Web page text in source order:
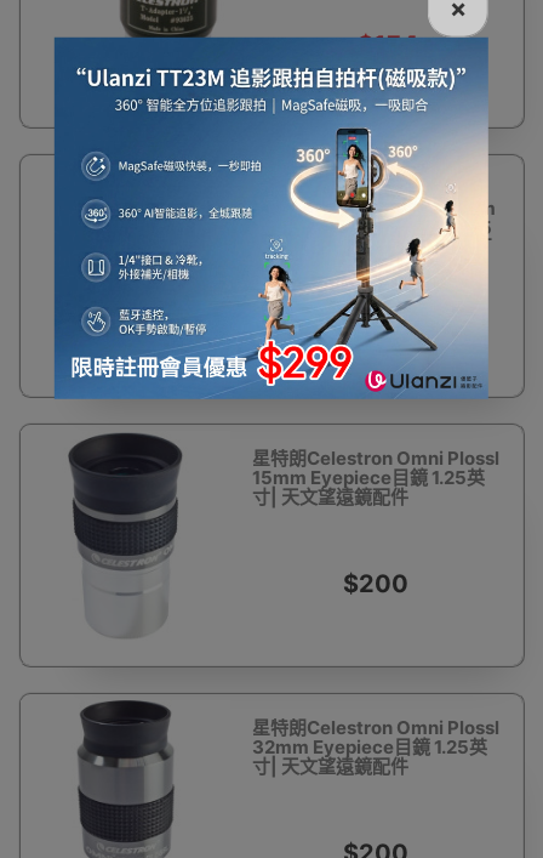
$154
星特朗Celestron
Omni Plossl 12mm
Eyepiece目鏡 1.25
英寸| 天文望遠鏡配
件
$200
星特朗Celestron Omni Plossl
15mm Eyepiece目鏡 1.25英
寸| 天文望遠鏡配件
$200
星特朗Celestron Omni Plossl
32mm Eyepiece目鏡 1.25英
寸| 天文望遠鏡配件
×